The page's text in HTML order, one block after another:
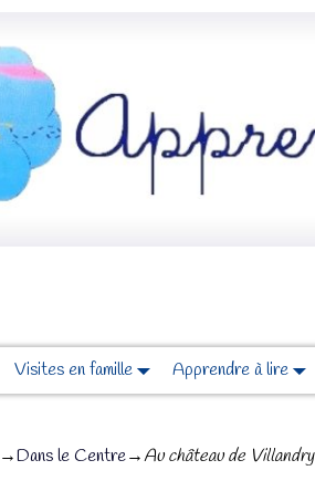
Visites en famille Apprendre à lire
→Dans le Centre→Au château de Villandry